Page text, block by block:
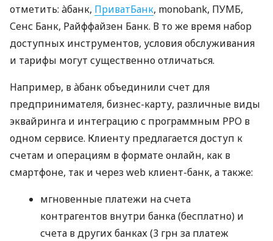
отметить: àбанк, ПриватБанк, monobank, ПУМБ,
Сенс Банк, Райффайзен Банк. В то же время набор
доступных инструментов, условия обслуживания
и тарифы могут существенно отличаться.
Например, в àбанк объединили счет для
предпринимателя, бизнес-карту, различные виды
эквайринга и интеграцию с программным РРО в
одном сервисе. Клиенту предлагается доступ к
счетам и операциям в формате онлайн, как в
смартфоне, так и через web клиент-банк, а также:
мгновенные платежи на счета
контрагентов внутри банка (бесплатно) и
счета в других банках (3 грн за платеж